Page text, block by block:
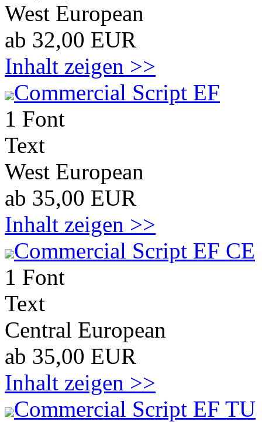
West European
ab 32,00 EUR
Inhalt zeigen >>
Commercial Script EF
1 Font
Text
West European
ab 35,00 EUR
Inhalt zeigen >>
Commercial Script EF CE
1 Font
Text
Central European
ab 35,00 EUR
Inhalt zeigen >>
Commercial Script EF TU